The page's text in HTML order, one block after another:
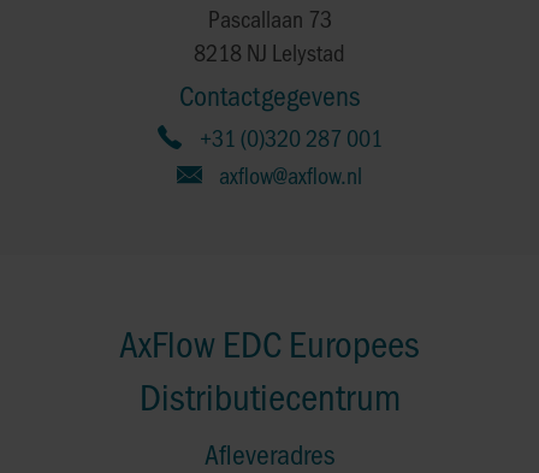
Pascallaan 73
8218 NJ Lelystad
Contactgegevens
+31 (0)320 287 001
axflow@axflow.nl
AxFlow EDC Europees
Distributiecentrum
Afleveradres